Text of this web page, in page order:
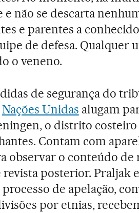
e não se descarta
e parentes a
de defesa. Qualquer
o veneno.
de segurança do
Nações Unidas alugam
o distrito costeiro
Contam com
observar o conteúdo de
posterior. Praljak
de apelação,
por etnias,